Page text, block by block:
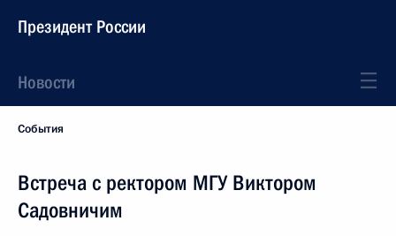
Президент России
Новости
События
Встреча с ректором МГУ Виктором
Садовничим